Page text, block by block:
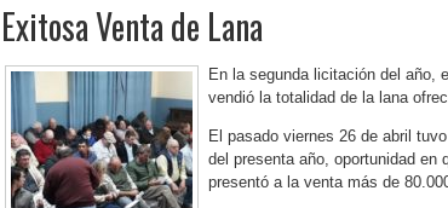
Exitosa Venta de Lana
En la segunda licitación del año,
vendió la totalidad de la lana
El pasado viernes 26 de abril
del presenta año, oportunidad en
presentó a la venta más de